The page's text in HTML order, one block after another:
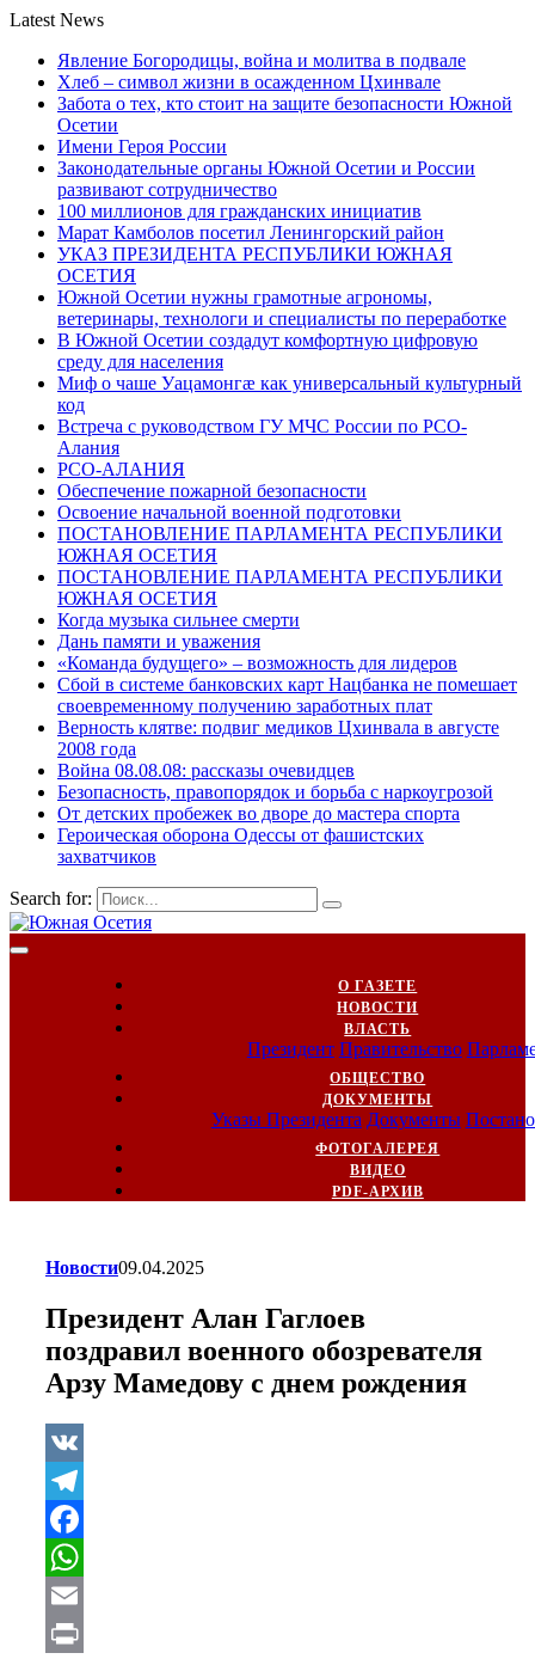
Latest News
Явление Богородицы, война и молитва в подвале
Хлеб – символ жизни в осажденном Цхинвале
Забота о тех, кто стоит на защите безопасности Южной
Осетии
Имени Героя России
Законодательные органы Южной Осетии и России
развивают сотрудничество
100 миллионов для гражданских инициатив
Марат Камболов посетил Ленингорский район
УКАЗ ПРЕЗИДЕНТА РЕСПУБЛИКИ ЮЖНАЯ
ОСЕТИЯ
Южной Осетии нужны грамотные агрономы,
ветеринары, технологи и специалисты по переработке
В Южной Осетии создадут комфортную цифровую
среду для населения
Миф о чаше Уацамонгæ как универсальный культурный
код
Встреча с руководством ГУ МЧС России по РСО-
Алания
РСО-АЛАНИЯ
Обеспечение пожарной безопасности
Освоение начальной военной подготовки
ПОСТАНОВЛЕНИЕ ПАРЛАМЕНТА РЕСПУБЛИКИ
ЮЖНАЯ ОСЕТИЯ
ПОСТАНОВЛЕНИЕ ПАРЛАМЕНТА РЕСПУБЛИКИ
ЮЖНАЯ ОСЕТИЯ
Когда музыка сильнее смерти
Дань памяти и уважения
«Команда будущего» – возможность для лидеров
Сбой в системе банковских карт Нацбанка не помешает
своевременному получению заработных плат
Верность клятве: подвиг медиков Цхинвала в августе
2008 года
Война 08.08.08: рассказы очевидцев
Безопасность, правопорядок и борьба с наркоугрозой
От детских пробежек во дворе до мастера спорта
Героическая оборона Одессы от фашистских
захватчиков
Search for:
О ГАЗЕТЕ
НОВОСТИ
ВЛАСТЬ
Президент Правительство
ОБЩЕСТВО
ДОКУМЕНТЫ
Указы Президента Документы
ФОТОГАЛЕРЕЯ
ВИДЕО
PDF-АРХИВ
Новости09.04.2025
Президент Алан Гаглоев
поздравил военного обозревателя
Арзу Мамедову с днем рождения
VK
Telegram
Facebook
WhatsApp
Email